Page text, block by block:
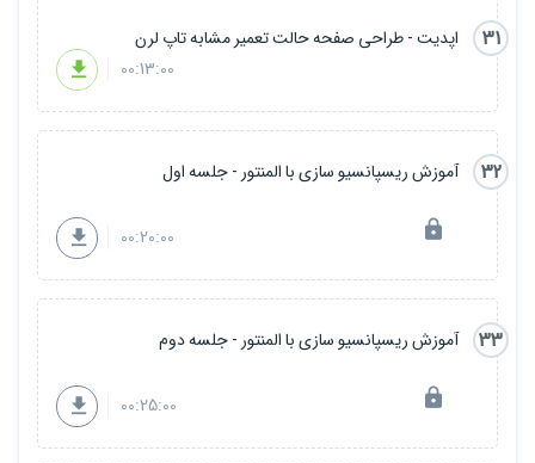
31
اپدیت - طراحی صفحه حالت تعمیر مشابه تاپ لرن
00:13:00
32 آموزش ریسپانسیو سازی با المنتور - جلسه اول
00:20:00
33 آموزش ریسپانسیو سازی با المنتور - جلسه دوم
00:25:00